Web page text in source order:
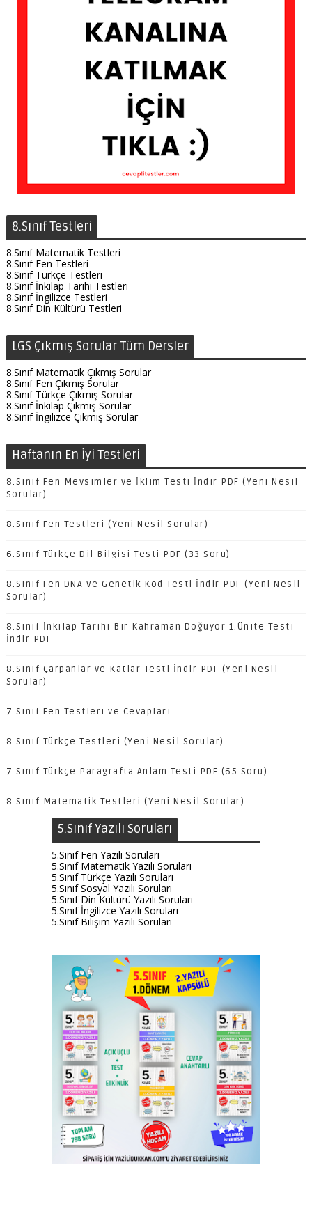
8.Sınıf Testleri
8.Sınıf Matematik Testleri
8.Sınıf Fen Testleri
8.Sınıf Türkçe Testleri
8.Sınıf İnkılap Tarihi Testleri
8.Sınıf İngilizce Testleri
8.Sınıf Din Kültürü Testleri
LGS Çıkmış Sorular Tüm Dersler
8.Sınıf Matematik Çıkmış Sorular
8.Sınıf Fen Çıkmış Sorular
8.Sınıf Türkçe Çıkmış Sorular
8.Sınıf İnkılap Çıkmış Sorular
8.Sınıf İngilizce Çıkmış Sorular
Haftanın En İyi Testleri
8.Sınıf Fen Mevsimler ve İklim Testi İndir PDF (Yeni Nesil
Sorular)
8.Sınıf Fen Testleri (Yeni Nesil Sorular)
6.Sınıf Türkçe Dil Bilgisi Testi PDF (33 Soru)
8.Sınıf Fen DNA Ve Genetik Kod Testi İndir PDF (Yeni Nesil
Sorular)
8.Sınıf İnkılap Tarihi Bir Kahraman Doğuyor 1.Ünite Testi
İndir PDF
8.Sınıf Çarpanlar ve Katlar Testi İndir PDF (Yeni Nesil
Sorular)
7.Sınıf Fen Testleri ve Cevapları
8.Sınıf Türkçe Testleri (Yeni Nesil Sorular)
7.Sınıf Türkçe Paragrafta Anlam Testi PDF (65 Soru)
8.Sınıf Matematik Testleri (Yeni Nesil Sorular)
5.Sınıf Yazılı Soruları
5.Sınıf Fen Yazılı Soruları
5.Sınıf Matematik Yazılı Soruları
5.Sınıf Türkçe Yazılı Soruları
5.Sınıf Sosyal Yazılı Soruları
5.Sınıf Din Kültürü Yazılı Soruları
5.Sınıf İngilizce Yazılı Soruları
5.Sınıf Bilişim Yazılı Soruları